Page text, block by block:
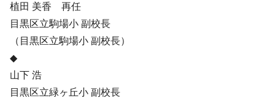
植田 美香 再任
目黒区立駒場小 副校長
（目黒区立駒場小 副校長）
◆
山下 浩
目黒区立緑ヶ丘小 副校長